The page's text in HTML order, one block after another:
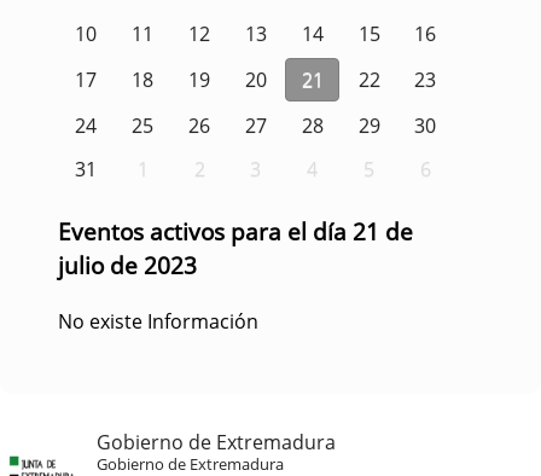
10
11 12 13 14 15
16
17
18 19 20 21 22
23
24
25 26 27 28 29
30
31
1 2 3 4 5 6
Eventos activos para el día 21 de
julio de 2023
No existe Información
Gobierno de Extremadura
Gobierno de Extremadura